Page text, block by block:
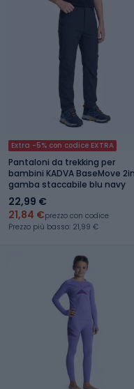
Extra -5% con codice EXTRA
Pantaloni da trekking per
bambini KADVA BaseMove
gamba staccabile blu navy
22,99 €
21,84 €prezzo con codice
Prezzo più basso: 21,99 €